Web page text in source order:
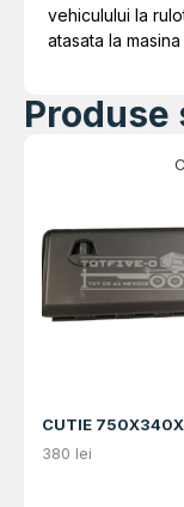
vehiculului la
atasata la
Produse
CUTIE
380 lei